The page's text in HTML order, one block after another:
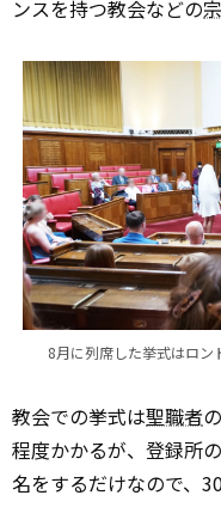
ンスを持つ教会などの
8月に列席した挙式はロン
教会での挙式は聖職者
程度かかるが、登録所
名をするだけなので、